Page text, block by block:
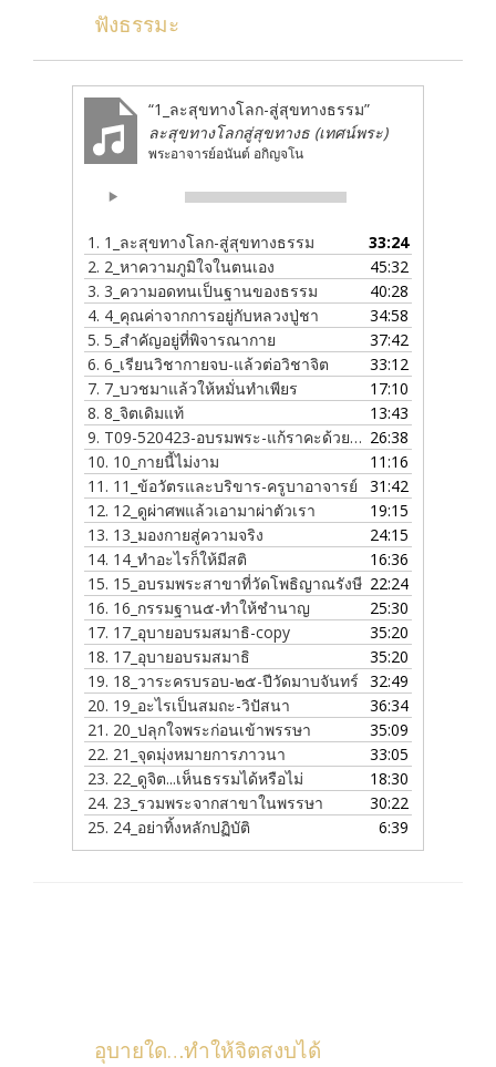
ฟังธรรมะ
“1_ละสุขทางโลก-สู่สุขทางธรรม”
ละสุขทางโลกสู่สุขทางธ (เทศน์พระ)
พระอาจารย์อนันต์ อกิญจโน
1. 1_ละสุขทางโลก-สู่สุขทางธรรม
33:24
2. 2_หาความภูมิใจในตนเอง
45:32
3. 3_ความอดทนเป็นฐานของธรรม
40:28
4. 4_คุณค่าจากการอยู่กับหลวงปู่ชา
34:58
5. 5_สำคัญอยู่ที่พิจารณากาย
37:42
6. 6_เรียนวิชากายจบ-แล้วต่อวิชาจิต
33:12
7. 7_บวชมาแล้วให้หมั่นทำเพียร
17:10
8. 8_จิตเดิมแท้
13:43
9. T09-520423-อบรมพระ-แก้ราคะด้วยอสุภะ
26:38
10. 10_กายนี้ไม่งาม
11:16
11. 11_ข้อวัตรและบริขาร-ครูบาอาจารย์
31:42
12. 12_ดูผ่าศพแล้วเอามาผ่าตัวเรา
19:15
13. 13_มองกายสู่ความจริง
24:15
14. 14_ทำอะไรก็ให้มีสติ
16:36
15. 15_อบรมพระสาขาที่วัดโพธิญาณรังษี 22:24
16. 16_กรรมฐาน๕-ทำให้ชำนาญ
25:30
17. 17_อุบายอบรมสมาธิ-copy
35:20
18. 17_อุบายอบรมสมาธิ
35:20
19. 18_วาระครบรอบ-๒๕-ปีวัดมาบจันทร์ 32:49
20. 19_อะไรเป็นสมถะ-วิปัสนา
36:34
21. 20_ปลุกใจพระก่อนเข้าพรรษา
35:09
22. 21_จุดมุ่งหมายการภาวนา
33:05
23. 22_ดูจิต...เห็นธรรมได้หรือไม่
18:30
24. 23_รวมพระจากสาขาในพรรษา
30:22
25. 24_อย่าทิ้งหลักปฏิบัติ 6:39
อุบายใด…ทำให้จิตสงบได้